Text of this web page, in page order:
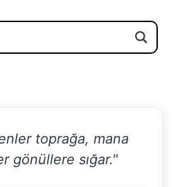
toprağa, mana
gönüllere sığar."